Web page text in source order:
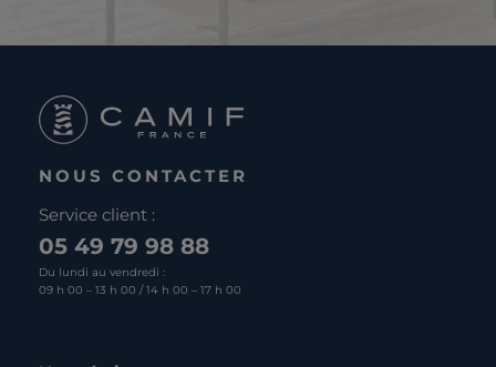
NOUS CONTACTER
Service client :
05 49 79 98 88
Du lundi au vendredi :
09 h 00 – 13 h 00 / 14 h 00 – 17 h 00